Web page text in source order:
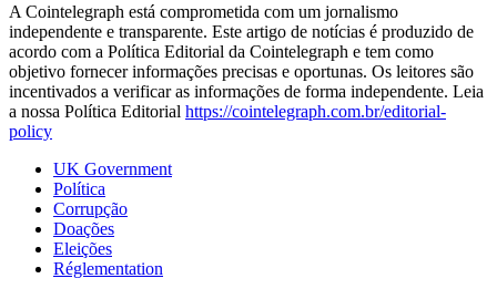
A Cointelegraph está comprometida com um jornalismo
independente e transparente. Este artigo de notícias é produzido de
acordo com a Política Editorial da Cointelegraph e tem como
objetivo fornecer informações precisas e oportunas. Os leitores são
incentivados a verificar as informações de forma independente. Leia
a nossa Política Editorial https://cointelegraph.com.br/editorial-
policy
UK Government
Política
Corrupção
Doações
Eleições
Réglementation